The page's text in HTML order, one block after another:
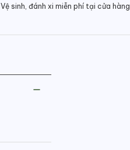
Vệ sinh, đánh xi miễn phí tại cửa hàng